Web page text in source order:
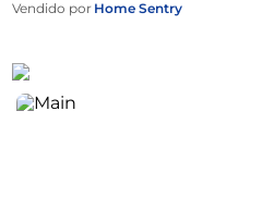
Vendido por Home Sentry